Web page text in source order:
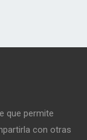
que permite
con otras